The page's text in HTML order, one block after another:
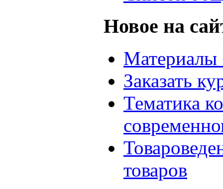
Новое на
Материалы
Заказать
Тематика
товаров